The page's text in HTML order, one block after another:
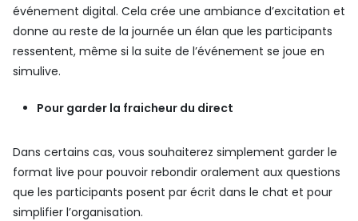
événement digital. Cela crée une ambiance d’excitation et
donne au reste de la journée un élan que les participants
ressentent, même si la suite de l’événement se joue en
simulive.
Pour garder la fraicheur du direct
Dans certains cas, vous souhaiterez simplement garder le
format live pour pouvoir rebondir oralement aux questions
que les participants posent par écrit dans le chat et pour
simplifier l’organisation.